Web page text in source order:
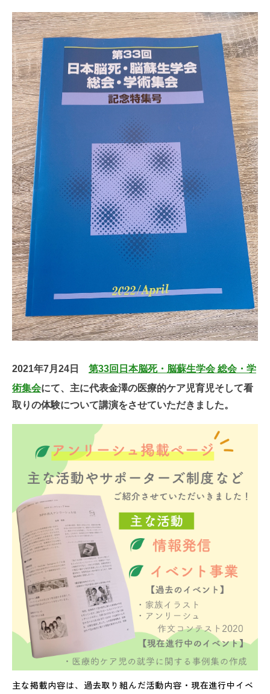
2021年7月24日 第33回日本脳死・脳蘇生学会 総会・学
術集会にて、主に代表金澤の医療的ケア児育児そして看
取りの体験について講演をさせていただきました。
主な掲載内容は、過去取り組んだ活動内容・現在進行中イベ